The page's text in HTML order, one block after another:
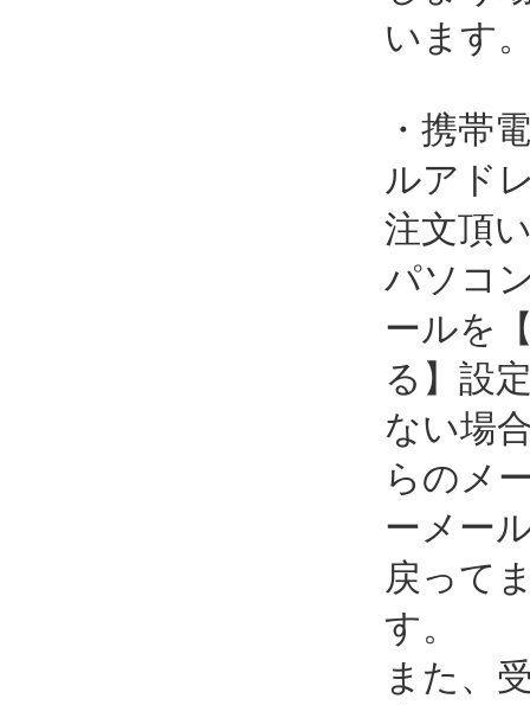
います
・携帯
ルアド
注文頂
パソコ
ールを
る】設
ない場
らのメ
ーメー
戻って
す。
また、